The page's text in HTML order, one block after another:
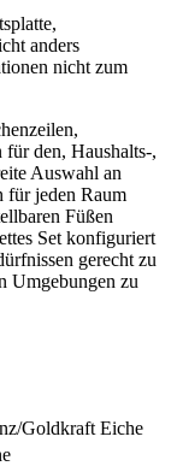
anders
nicht zum
den, Haushalts-,
Auswahl an
für jeden Raum
Füßen
Set konfiguriert
gerecht zu
Umgebungen zu
Goldkraft Eiche